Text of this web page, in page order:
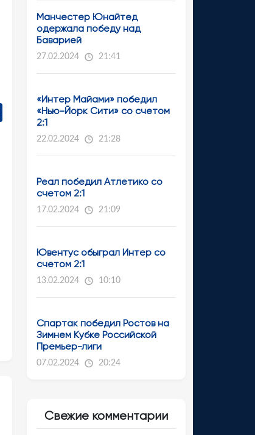
Манчестер Юнайтед
одержала победу над
Баварией
27.02.2024 21:41
«Интер Майами» победил
«Нью-Йорк Сити» со счетом
2:1
22.02.2024 21:28
Реал победил Атлетико со
счетом 2:1
17.02.2024 21:09
Ювентус обыграл Интер со
счетом 2:1
13.02.2024 10:10
Спартак победил Ростов на
Зимнем Кубке Российской
Премьер-лиги
07.02.2024 20:24
Свежие комментарии